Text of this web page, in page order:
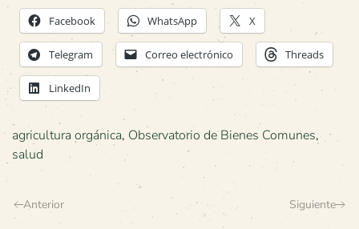
Facebook WhatsApp X
Telegram Correo electrónico Threads
LinkedIn
agricultura orgánica, Observatorio de Bienes Comunes,
salud
Anterior Siguiente